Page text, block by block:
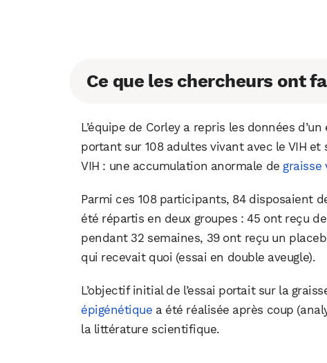
Ce que les chercheurs ont
L’équipe de Corley a repris les données
portant sur 108 adultes vivant avec le VIH
VIH : une accumulation anormale de graisse
Parmi ces 108 participants, 84 disposaient
été répartis en deux groupes : 45 ont reçu
pendant 32 semaines, 39 ont reçu un
qui recevait quoi (essai en double aveugle).
L’objectif initial de l’essai portait sur la
épigénétique a été réalisée après coup
la littérature scientifique.